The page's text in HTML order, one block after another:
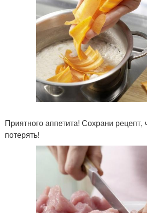
Приятного аппетита! Сохрани рецепт,
потерять!